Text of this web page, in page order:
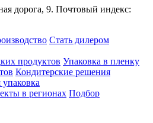
дорога, 9. Почтовый индекс:
Стать дилером
продуктов Упаковка в пленку
Кондитерские решения
в регионах Подбор